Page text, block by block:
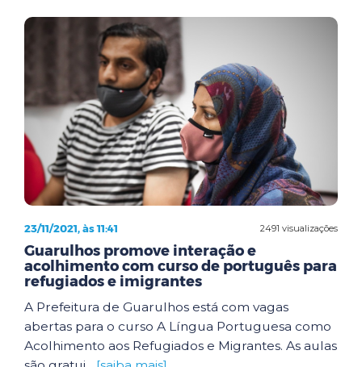
2491 visualizações
23/11/2021, às 11:41
Guarulhos promove interação e
acolhimento com curso de português para
refugiados e imigrantes
A Prefeitura de Guarulhos está com vagas
abertas para o curso A Língua Portuguesa como
Acolhimento aos Refugiados e Migrantes. As aulas